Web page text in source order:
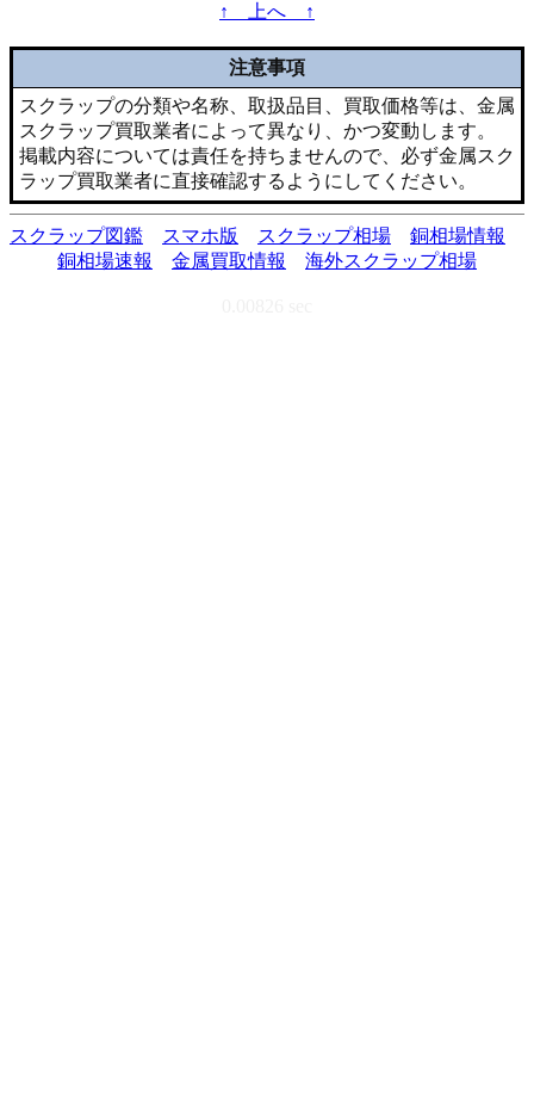
↑ 上へ ↑
注意事項
スクラップの分類や名称、取扱品目、買取価格等は、金属
スクラップ買取業者によって異なり、かつ変動します。
掲載内容については責任を持ちませんので、必ず金属スク
ラップ買取業者に直接確認するようにしてください。
スクラップ図鑑 スマホ版 スクラップ相場
銅相場情報
銅相場速報
金属買取情報 海外スクラップ相場